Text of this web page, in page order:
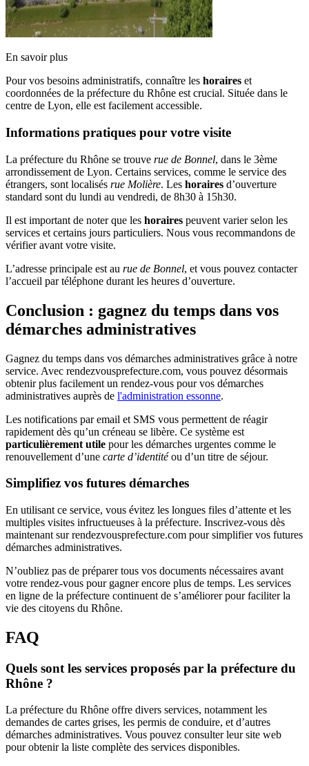
En savoir plus
Pour vos besoins administratifs, connaître les horaires et
coordonnées de la préfecture du Rhône est crucial. Située dans le
centre de Lyon, elle est facilement accessible.
Informations pratiques pour votre visite
La préfecture du Rhône se trouve rue de Bonnel, dans le 3ème
arrondissement de Lyon. Certains services, comme le service des
étrangers, sont localisés rue Molière. Les horaires d’ouverture
standard sont du lundi au vendredi, de 8h30 à 15h30.
Il est important de noter que les horaires peuvent varier selon les
services et certains jours particuliers. Nous vous recommandons de
vérifier avant votre visite.
L’adresse principale est au rue de Bonnel, et vous pouvez contacter
l’accueil par téléphone durant les heures d’ouverture.
Conclusion : gagnez du temps dans vos
démarches administratives
Gagnez du temps dans vos démarches administratives grâce à notre
service. Avec rendezvousprefecture.com, vous pouvez désormais
obtenir plus facilement un rendez-vous pour vos démarches
administratives auprès de l'administration essonne.
Les notifications par email et SMS vous permettent de réagir
rapidement dès qu’un créneau se libère. Ce système est
particulièrement utile pour les démarches urgentes comme le
renouvellement d’une carte d’identitéou d’un titre de séjour.
Simplifiez vos futures démarches
En utilisant ce service, vous évitez les longues files d’attente et les
multiples visites infructueuses à la préfecture. Inscrivez-vous dès
maintenant sur rendezvousprefecture.com pour simplifier vos futures
démarches administratives.
N’oubliez pas de préparer tous vos documents nécessaires avant
votre rendez-vous pour gagner encore plus de temps. Les services
en ligne de la préfecture continuent de s’améliorer pour faciliter la
vie des citoyens du Rhône.
FAQ
Quels sont les services proposés par la préfecture du
Rhône ?
La préfecture du Rhône offre divers services, notamment les
demandes de cartes grises, les permis de conduire, et d’autres
démarches administratives. Vous pouvez consulter leur site web
pour obtenir la liste complète des services disponibles.